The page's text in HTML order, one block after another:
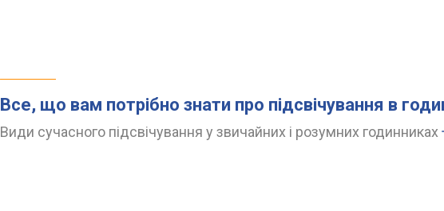
Все, що вам потрібно знати про підсвічування в
Види сучасного підсвічування у звичайних і розумних годинниках